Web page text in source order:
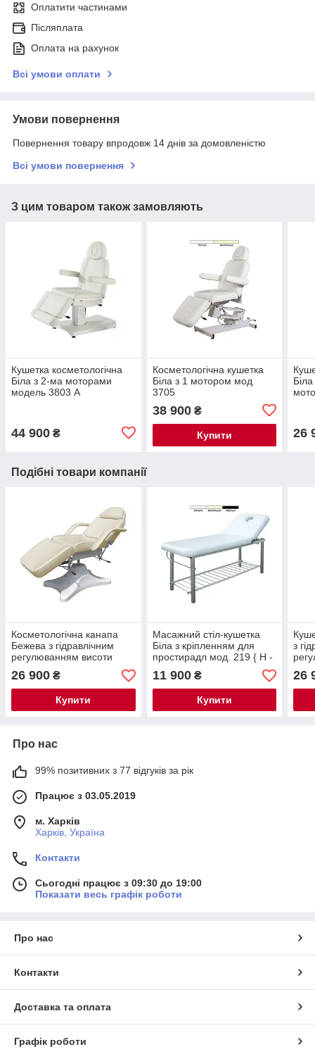
Оплатити частинами
Післяплата
Оплата на рахунок
Всі умови оплати
Умови повернення
Повернення товару впродовж 14 днів за домовленістю
Всі умови повернення
З цим товаром також замовляють
Кушетка косметологічна
Біла з 2-ма моторами
модель 3803 А
44 900 ₴
Косметологічна кушетка
Біла з 1 мотором мод
3705
38 900₴
Купити 26
Подібні товари компанії
Косметологічна канапа
Бежева з гідравлічним
регулюванням висоти
мод. 234 { H 60 - 80 см }
26 900 ₴
Купити
Масажний стіл-кушетка
Біла з кріпленням для
простирадл мод. 219 { H -
73 см}
11 900₴
Купити
з
26
Про нас
99% позитивних з 77 відгуків за рік
Працює з 03.05.2019
м. Харків
Харків, Україна
Контакти
Сьогодні працює з 09:30 до 19:00
Показати весь графік роботи
Про нас
Контакти
Доставка та оплата
Графік роботи